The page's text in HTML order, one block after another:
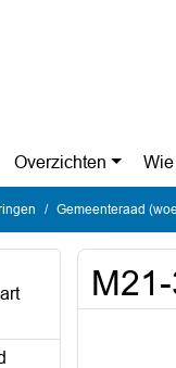
Overzichten
Gemeenteraad